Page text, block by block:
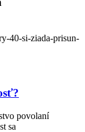
40-si-ziada-prisun-
povolaní
sa